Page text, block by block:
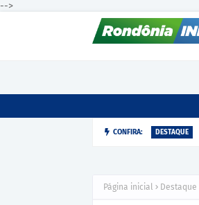
-->
CONFIRA: DESTAQUE
Página inicial Destaque